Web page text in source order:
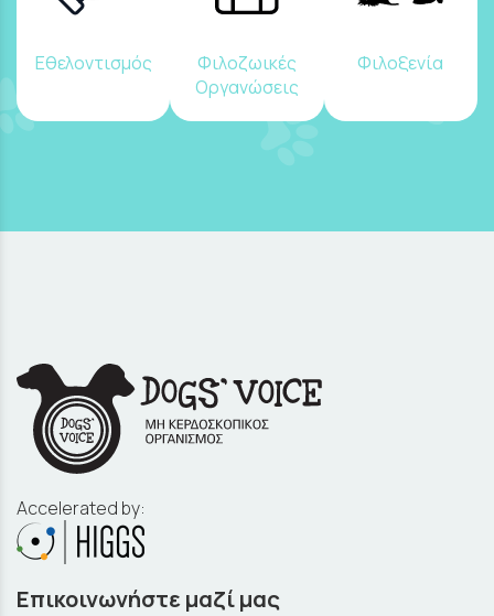
Εθελοντισμός
Φιλοζωικές
Οργανώσεις
Φιλοξενία
Accelerated by:
Επικοινωνήστε μαζί μας